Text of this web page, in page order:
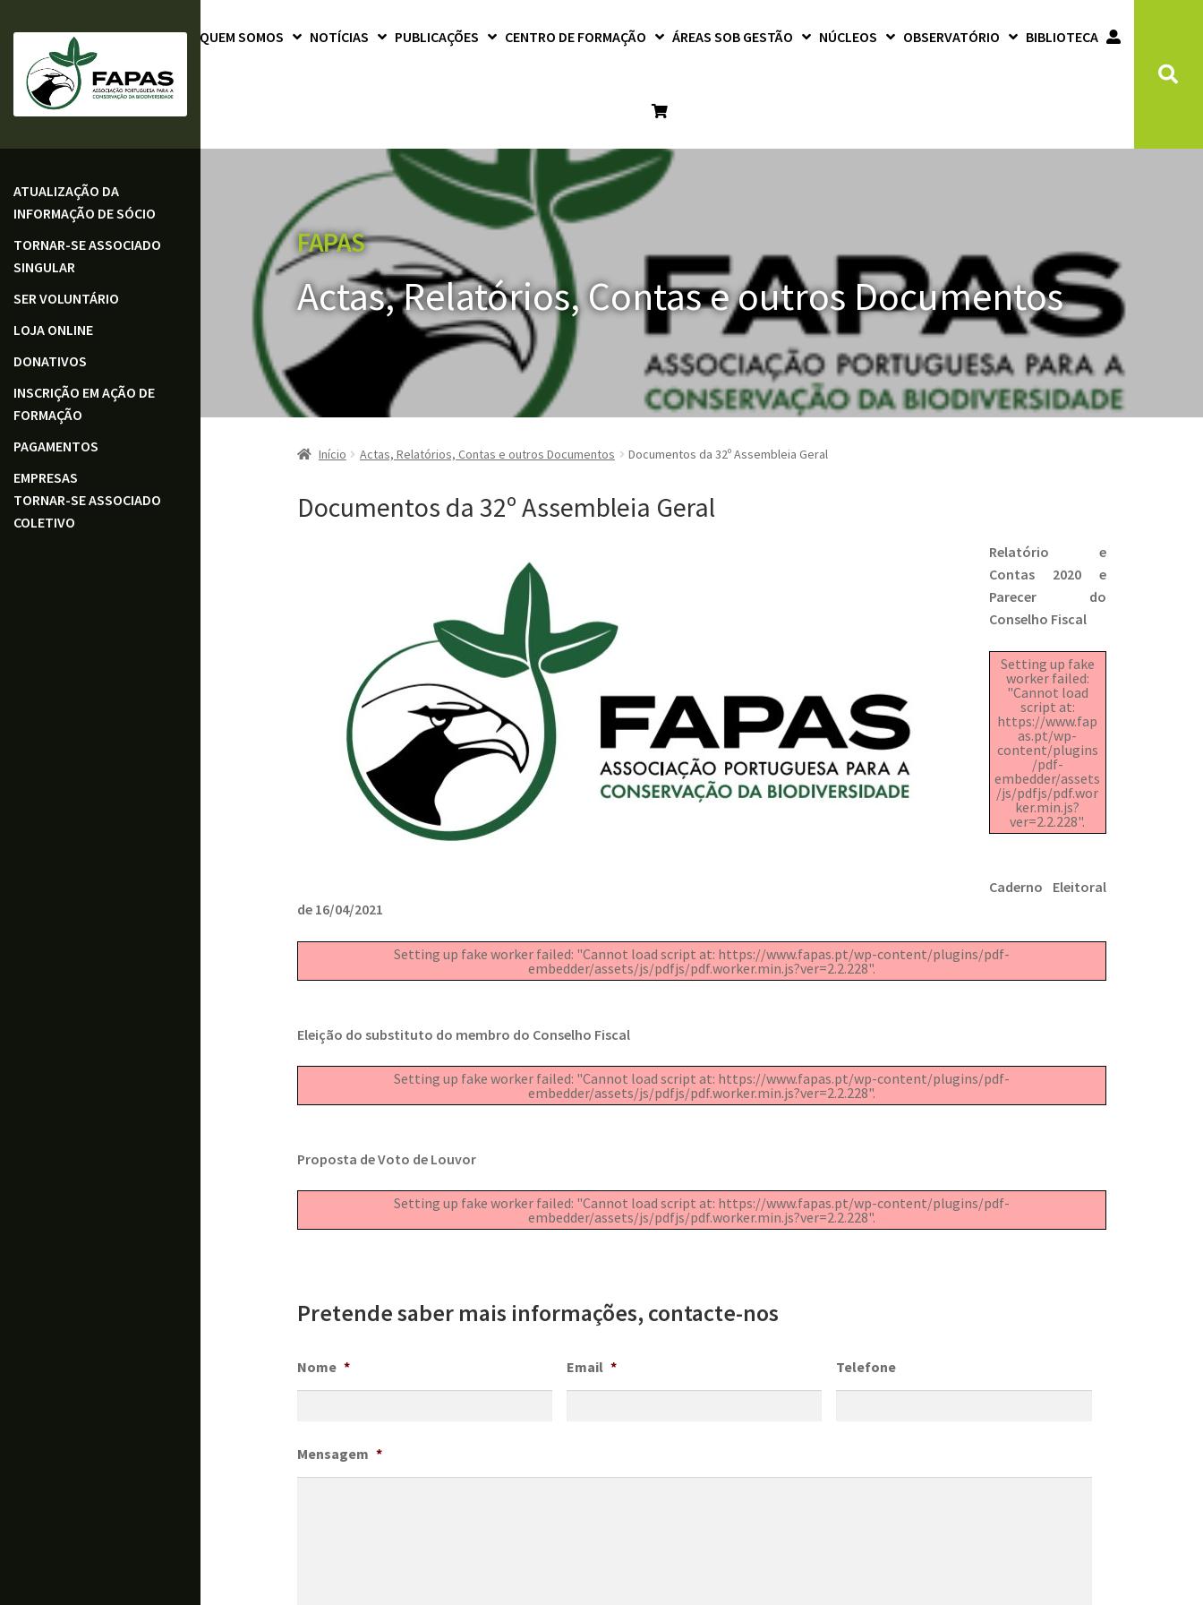
QUEM SOMOS NOTÍCIAS PUBLICAÇÕES CENTRO DE FORMAÇÃO ÁREAS SOB GESTÃO NÚCLEOS OBSERVATÓRIO BIBLIOTECA
ATUALIZAÇÃO DA
INFORMAÇÃO DE SÓCIO
TORNAR-SE ASSOCIADO
SINGULAR
SER VOLUNTÁRIO
LOJA ONLINE
DONATIVOS
INSCRIÇÃO EM AÇÃO DE
FORMAÇÃO
PAGAMENTOS
EMPRESAS
TORNAR-SE ASSOCIADO
COLETIVO
FAPAS
Actas, Relatórios, Contas e outros Documentos
Início Actas, Relatórios, Contas e outros Documentos Documentos da 32º Assembleia Geral
Documentos da 32º Assembleia Geral
Relatório e
Contas 2020 e
Parecer do
Conselho Fiscal
Setting up fake
worker failed:
"Cannot load
script at:
https://www.fap
as.pt/wp-
content/plugins
/pdf-
embedder/assets
/js/pdfjs/pdf.wor
ker.min.js?
ver=2.2.228".
Caderno Eleitoral
de 16/04/2021
Setting up fake worker failed: "Cannot load script at: https://www.fapas.pt/wp-content/plugins/pdf-
embedder/assets/js/pdfjs/pdf.worker.min.js?ver=2.2.228".
Eleição do substituto do membro do Conselho Fiscal
Setting up fake worker failed: "Cannot load script at: https://www.fapas.pt/wp-content/plugins/pdf-
embedder/assets/js/pdfjs/pdf.worker.min.js?ver=2.2.228".
Proposta de Voto de Louvor
Setting up fake worker failed: "Cannot load script at: https://www.fapas.pt/wp-content/plugins/pdf-
embedder/assets/js/pdfjs/pdf.worker.min.js?ver=2.2.228".
Pretende saber mais informações, contacte-nos
Nome * Email * Telefone
Mensagem *